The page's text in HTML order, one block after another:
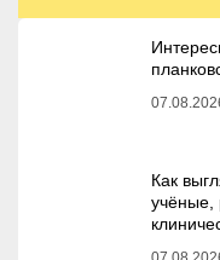
Как
учёные,